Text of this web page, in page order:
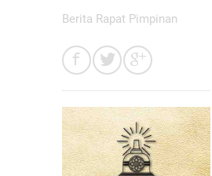
Berita Rapat Pimpinan